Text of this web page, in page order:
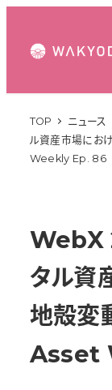
TOP ニュース
ル資産市場にお
Weekly Ep. 86
WebX
タル資
地殻
Asset